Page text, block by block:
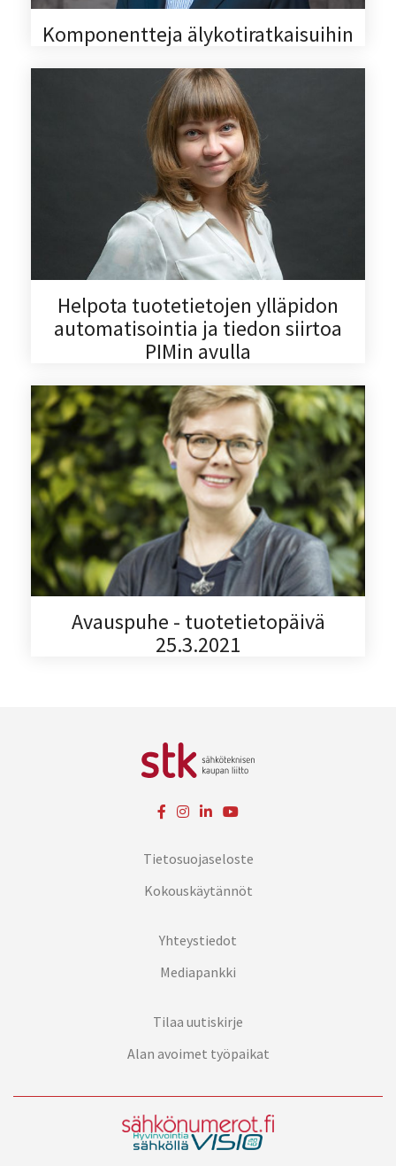
Komponentteja älykotiratkaisuihin
Helpota tuotetietojen ylläpidon
automatisointia ja tiedon siirtoa
PIMin avulla
Avauspuhe - tuotetietopäivä
25.3.2021
Tietosuojaseloste
Kokouskäytännöt
Yhteystiedot
Mediapankki
Tilaa uutiskirje
Alan avoimet työpaikat